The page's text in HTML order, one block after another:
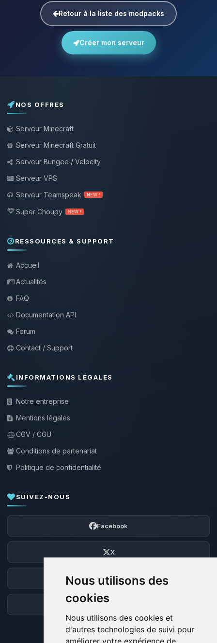
Nous utilisons des
cookies
Nous utilisons des cookies et
d'autres technologies de suivi pour
améliorer votre expérience de
Retour à la liste des modpacks
Créer mon serveur
NOS OFFRES
Serveur Minecraft
Serveur Minecraft Gratuit
Serveur Bungee / Velocity
Serveur VPS
Serveur Teamspeak
NEW !
Super Choupy NEW !
RESSOURCES & SUPPORT
Accueil
Actualités
FAQ
Documentation API
Forum
Contact / Support
INFORMATIONS LÉGALES
Notre entreprise
Mentions légales
CGV / CGU
Conditions de partenariat
Politique de confidentialité
SUIVEZ-NOUS
Facebook
X
Discord
Forum